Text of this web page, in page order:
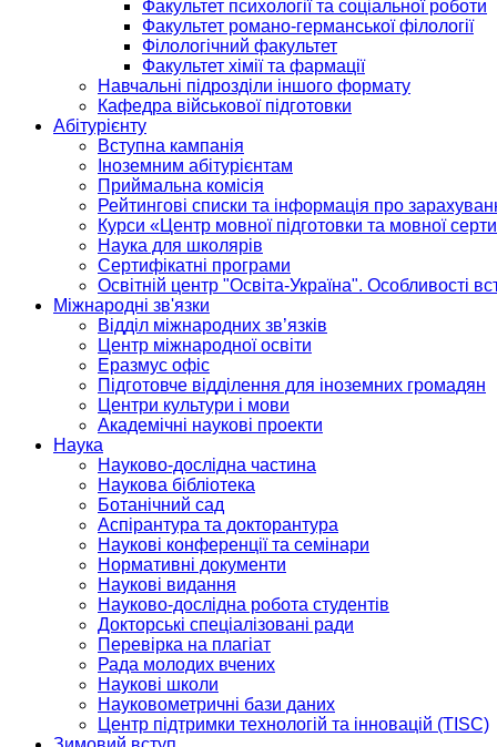
Факультет психології та соціальної роботи
Факультет романо-германської філології
Філологічний факультет
Факультет хімії та фармації
Навчальні підрозділи іншого формату
Кафедра військової підготовки
Абітурієнту
Вступна кампанія
Іноземним абітурієнтам
Приймальна комісія
Рейтингові списки та інформація про
Курси «Центр мовної підготовки та мовної
Наука для школярів
Сертифікатні програми
Освітній центр "Освіта-Україна". Особливості
Міжнародні зв'язки
Відділ міжнародних зв’язків
Центр міжнародної освіти
Еразмус офіс
Підготовче відділення для іноземних громадян
Центри культури і мови
Академічні наукові проекти
Наука
Науково-дослідна частина
Наукова бібліотека
Ботанічний сад
Аспірантура та докторантура
Наукові конференції та семінари
Нормативні документи
Наукові видання
Науково-дослідна робота студентів
Докторські спеціалізовані ради
Перевірка на плагіат
Рада молодих вчених
Наукові школи
Науковометричні бази даних
Центр підтримки технологій та інновацій (TISC)